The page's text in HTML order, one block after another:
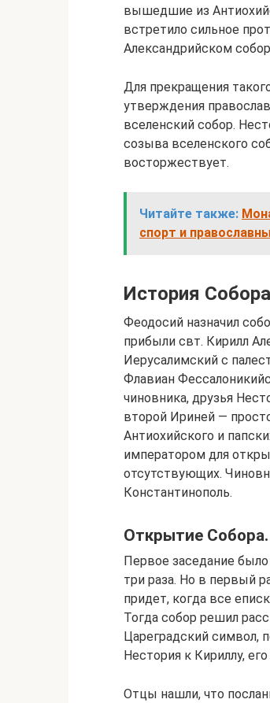
вышедшие из
встретило сильное
Александрийском
Для прекращения
утверждения
вселенский собор.
созыва вселенского
восторжествует.
Читайте также:
спорт и
История Собора
Феодосий назначил
прибыли свт. Кирилл
Иерусалимский с
Флавиан
чиновника, друзья
второй Ириней —
Антиохийского и
императором для
отсутствующих.
Константинополь.
Открытие
Первое заседание
три раза. Но в первый
придет, когда все
Тогда собор решил
Цареградский символ,
Нестория к Кириллу,
Отцы нашли, что